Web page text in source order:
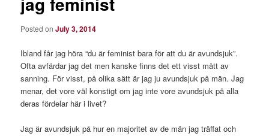
Posted onJuly 3, 2014
Ibland får jag höra “du är feminist bara för att du är avundsjuk”.
Ofta avfärdar jag det men kanske finns det ett visst mått av
sanning. För visst, på olika sätt är jag ju avundsjuk på män. Jag
menar, det vore väl konstigt om jag inte vore avundsjuk på alla
deras fördelar här i livet?
Jag är avundsjuk på hur en majoritet av de män jag träffat och